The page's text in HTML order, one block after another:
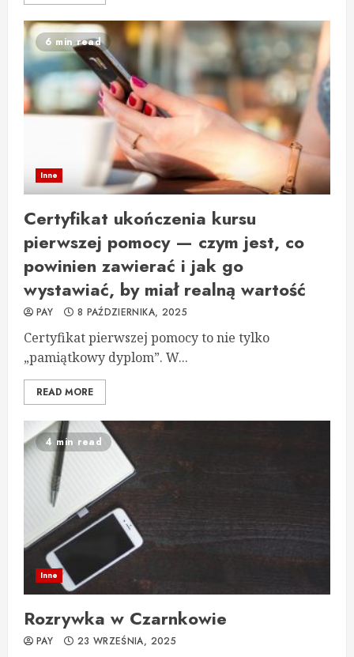
6 min read
Inne
Certyfikat ukończenia kursu
pierwszej pomocy — czym jest, co
powinien zawierać i jak go
wystawiać, by miał realną wartość
PAY 8 PAŹDZIERNIKA, 2025
Certyfikat pierwszej pomocy to nie tylko
„pamiątkowy dyplom”. W...
READ MORE
4 min read
Inne
Rozrywka w Czarnkowie
PAY 23 WRZEŚNIA, 2025